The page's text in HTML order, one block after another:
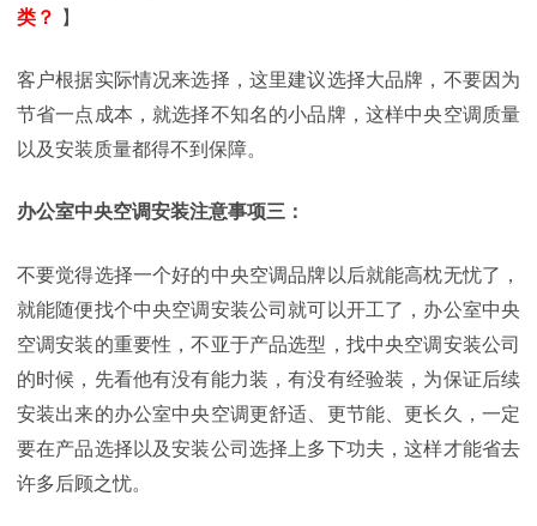
类？
】
客户根据实际情况来选择，这里建议选择大品牌，不要因为
节省一点成本，就选择不知名的小品牌，这样中央空调质量
以及安装质量都得不到保障。
办公室中央空调安装注意事项三：
不要觉得选择一个好的中央空调品牌以后就能高枕无忧了，
就能随便找个中央空调安装公司就可以开工了，办公室中央
空调安装的重要性，不亚于产品选型，找中央空调安装公司
的时候，先看他有没有能力装，有没有经验装，为保证后续
安装出来的办公室中央空调更舒适、更节能、更长久，一定
要在产品选择以及安装公司选择上多下功夫，这样才能省去
许多后顾之忧。